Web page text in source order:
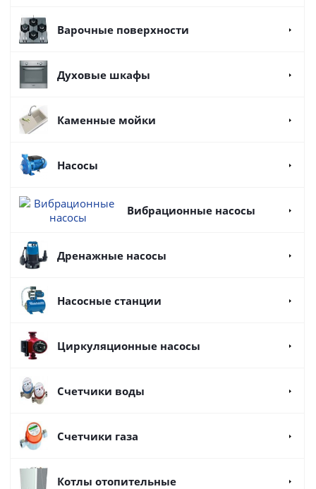
Варочные поверхности
Духовые шкафы
Каменные мойки
Насосы
Вибрационные насосы
Дренажные насосы
Насосные станции
Циркуляционные насосы
Счетчики воды
Счетчики газа
Котлы отопительные